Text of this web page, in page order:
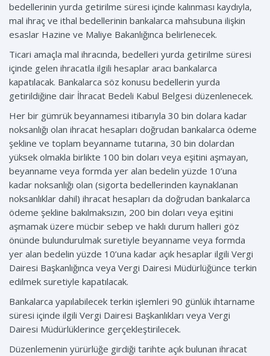
bedellerinin yurda getirilme süresi içinde kalınması kaydıyla,
mal ihraç ve ithal bedellerinin bankalarca mahsubuna ilişkin
esaslar Hazine ve Maliye Bakanlığınca belirlenecek.
Ticari amaçla mal ihracında, bedelleri yurda getirilme süresi
içinde gelen ihracatla ilgili hesaplar aracı bankalarca
kapatılacak. Bankalarca söz konusu bedellerin yurda
getirildiğine dair İhracat Bedeli Kabul Belgesi düzenlenecek.
Her bir gümrük beyannamesi itibarıyla 30 bin dolara kadar
noksanlığı olan ihracat hesapları doğrudan bankalarca ödeme
şekline ve toplam beyanname tutarına, 30 bin dolardan
yüksek olmakla birlikte 100 bin doları veya eşitini aşmayan,
beyanname veya formda yer alan bedelin yüzde 10’una
kadar noksanlığı olan (sigorta bedellerinden kaynaklanan
noksanlıklar dahil) ihracat hesapları da doğrudan bankalarca
ödeme şekline bakılmaksızın, 200 bin doları veya eşitini
aşmamak üzere mücbir sebep ve haklı durum halleri göz
önünde bulundurulmak suretiyle beyanname veya formda
yer alan bedelin yüzde 10’una kadar açık hesaplar ilgili Vergi
Dairesi Başkanlığınca veya Vergi Dairesi Müdürlüğünce terkin
edilmek suretiyle kapatılacak.
Bankalarca yapılabilecek terkin işlemleri 90 günlük ihtarname
süresi içinde ilgili Vergi Dairesi Başkanlıkları veya Vergi
Dairesi Müdürlüklerince gerçekleştirilecek.
Düzenlemenin yürürlüğe girdiği tarihte açık bulunan ihracat